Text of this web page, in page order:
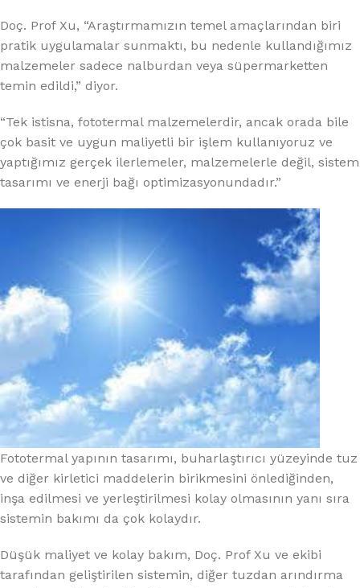
Doç. Prof Xu, “Araştırmamızın temel amaçlarından biri
pratik uygulamalar sunmaktı, bu nedenle kullandığımız
malzemeler sadece nalburdan veya süpermarketten
temin edildi,” diyor.
“Tek istisna, fototermal malzemelerdir, ancak orada bile
çok basit ve uygun maliyetli bir işlem kullanıyoruz ve
yaptığımız gerçek ilerlemeler, malzemelerle değil, sistem
tasarımı ve enerji bağı optimizasyonundadır.”
Fototermal yapının tasarımı, buharlaştırıcı yüzeyinde tuz
ve diğer kirletici maddelerin birikmesini önlediğinden,
inşa edilmesi ve yerleştirilmesi kolay olmasının yanı sıra
sistemin bakımı da çok kolaydır.
Düşük maliyet ve kolay bakım, Doç. Prof Xu ve ekibi
tarafından geliştirilen sistemin, diğer tuzdan arındırma